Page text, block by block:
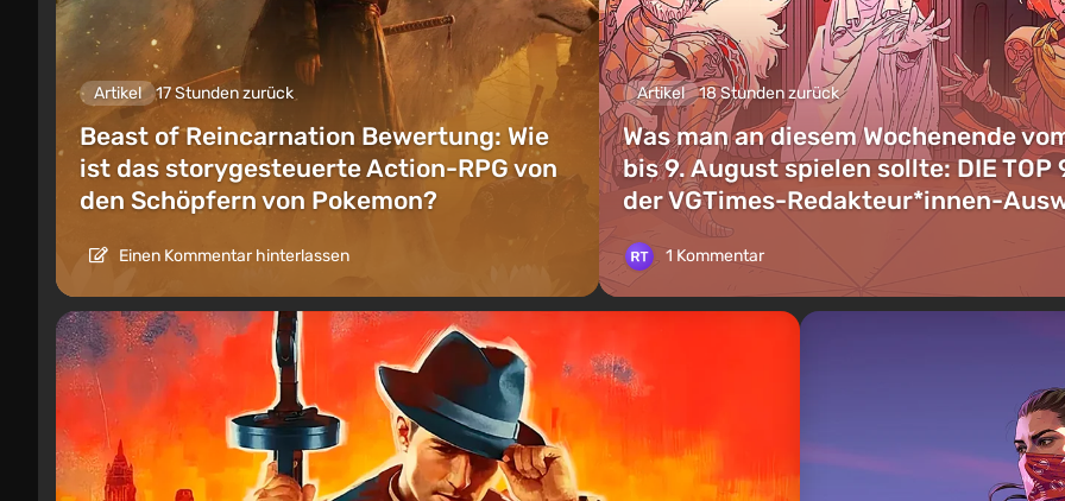
Artikel 17 Stunden zurück
Beast of Reincarnation Bewertung: Wie
ist das storygesteuerte Action-RPG von
den Schöpfern von Pokemon?
Einen Kommentar hinterlassen
Artikel 18 Stunden zurück
Was man an diesem Wochenende
bis 9. August spielen sollte: DIE TOP
der VGTimes-Redakteur*innen-
1 Kommentar